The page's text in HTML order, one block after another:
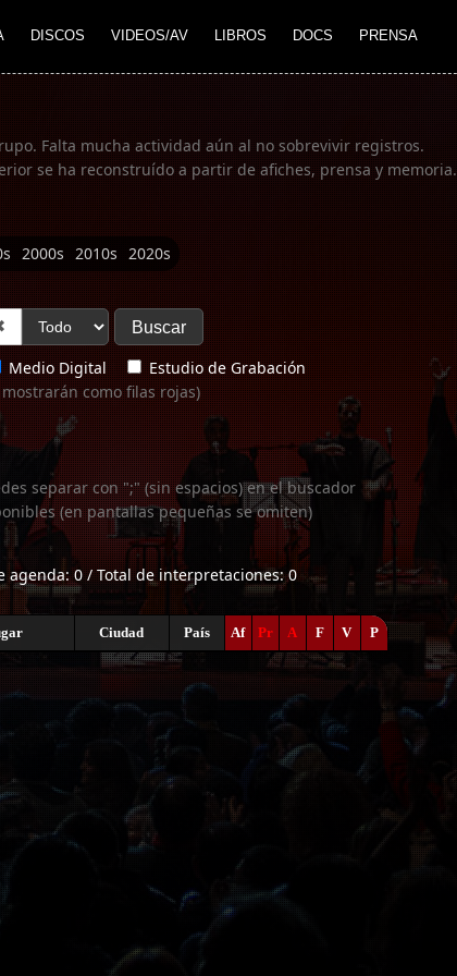
DISCOS VIDEOS/AV LIBROS DOCS PRENSA
Falta mucha actividad aún al no sobrevivir registros.
se ha reconstruído a partir de afiches, prensa y memoria.
2000s 2010s 2020s
Medio Digital
Estudio de Grabación
como filas rojas)
separar con ";" (sin espacios) en el buscador
(en pantallas pequeñas se omiten)
agenda: 0 / Total de interpretaciones: 0
Ciudad País Af Pr A F V P